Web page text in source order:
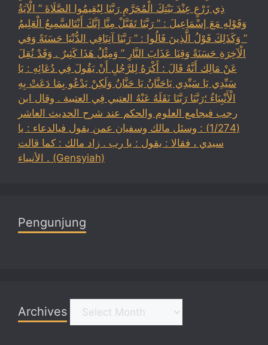
ذِي زَرْعٍ عِنْدَ بَيْتِكَ الْمُحَرَّمِ رَبَّنَا لِيُقِيمُوا الصَّلَاةَ ” الْآيَةُ
وَقَوْلِهِ مَعَ إسْمَاعِيلَ : ” رَبَّنَا تَقَبَّلْ مِنَّا إنَّكَ أَنْتَالسَّمِيعُ الْعَلِيمُ
” وَكَذَلِكَ قَوْلُ الَّذِينَ قَالُوا : ” رَبَّنَا آتِنَافِي الدُّنْيَا حَسَنَةً وَفِي
الْآخِرَةِ حَسَنَةً وَقِنَا عَذَابَ النَّارِ ” وَمِثْلُ هَذَا كَثِيرٌ . وَقَدْ نُقِلَ
عَنْ مَالِك أَنَّهُ قَالَ : أَكْرَهُ لِلرَّجُلِ أَنْ يَقُولَ فِي دُعَائِهِ : يَا
سَيِّدِي يَا سَيِّدِي يَاحَنَّانُ يَا حَنَّانُ وَلَكِنْ يَدْعُو بِمَا دَعَتْ بِهِ
الْأَنْبِيَاءُ ؛رَبَّنَا رَبَّنَا نَقَلَهُ عَنْهُ العتبي فِي العتبية . وقال ابن
رجب فيجامع العلوم والحكم عند شرح الحديث العاشر
(1/274) : وسئل مالك وسفيان عمن يقول فيالدعاء : يا
سيدي ، فقالا : يقول : يا رب . زاد مالك : كما قالت
الأنبياء . (Gensyiah)
Pengunjung
Archives Archives